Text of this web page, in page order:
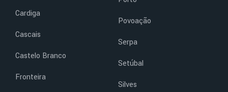
Cardiga
Cascais
Castelo Branco
Fronteira
Povoação
Serpa
Setúbal
Silves